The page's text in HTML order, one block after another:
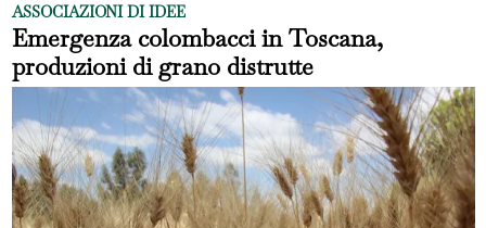
ASSOCIAZIONI DI IDEE
Emergenza colombacci in Toscana,
produzioni di grano distrutte